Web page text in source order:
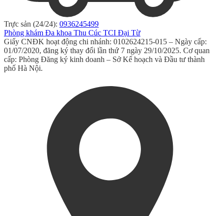
Trực sản (24/24): 0936245499
Phòng khám Đa khoa Thu Cúc TCI Đại Từ
Giấy CNĐK hoạt động chi nhánh: 0102624215-015 – Ngày cấp:
01/07/2020, đăng ký thay đổi lần thứ 7 ngày 29/10/2025. Cơ quan
cấp: Phòng Đăng ký kinh doanh – Sở Kế hoạch và Đầu tư thành
phố Hà Nội.